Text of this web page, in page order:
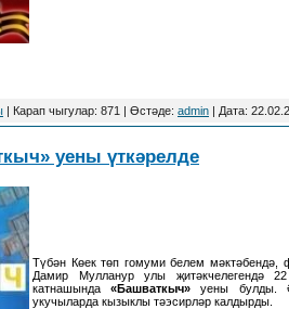
| Карап чыгулар: 871 | Өстәде: admin | Дата:
уены үткәрелде
Түбән Көек төп гомуми белем мәктәбендә,
Дамир Мулланур улы җитәкчелегендә
катнашында«Башваткыч» уены булды.
укучыларда кызыклы тәэсирләр калдырды.